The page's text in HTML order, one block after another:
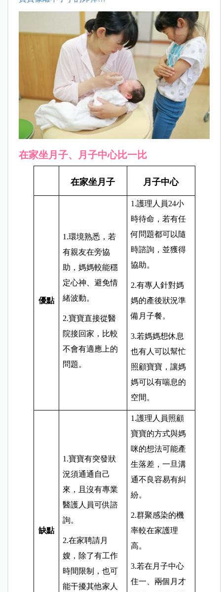
在家坐月子、月子中心比一比
在家坐月子 月子中心
優點
1.環境熟悉，若
有親友在旁協
助，媽媽較能穩
定心神、避免情
緒波動。
2.寶寶直接從醫
院接回家，比較
不會有適應上的
問題。
1.護理人員24小
時待命，若有任
何問題都可以隨
時諮詢，並獲得
協助。
2.有專人針對媽
媽的產後狀況準
備月子餐。
3.若媽媽想休息
也有人可以幫忙
照顧寶寶，讓媽
媽可以有喘息的
空間。
缺點
1.寶寶有突發狀
況須通通自己
來，且沒有專業
醫護人員可供諮
詢。
2.在家聘請月
嫂，除了有工作
時間限制，也可
能干擾其他家人
1.護理人員照顧
寶寶的方式與媽
咪的想法可能產
生落差，一旦溝
通不良容易有糾
紛。
2.群聚感染的機
率較在家護理
高。
3.若在月子中心
住一、兩個月才